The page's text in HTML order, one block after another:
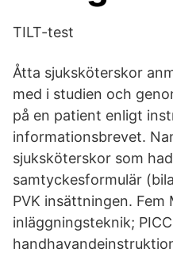
TILT-test
Åtta sjuksköterskor
med i studien och
på en patient enligt
informationsbrevet.
sjuksköterskor som
samtyckesformulär
PVK insättningen. Fem
inläggningsteknik;